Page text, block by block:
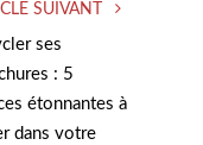
SUIVANT
ses
: 5
étonnantes à
dans votre